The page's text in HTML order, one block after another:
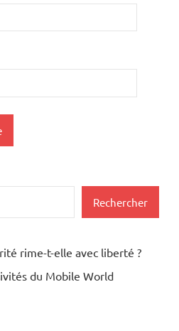
Rechercher
rime-t-elle avec liberté ?
du Mobile World